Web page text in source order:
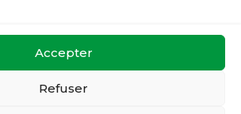
Accepter
Refuser
37540 St Cyr sur Loire